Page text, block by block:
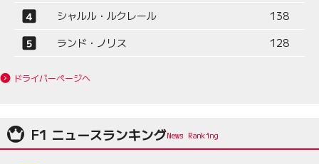
シャルル・ルクレール
138
ランド・ノリス
128
ドライバーページへ
F1 ニュースランキング